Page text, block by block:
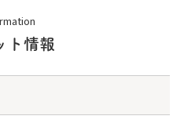
ト情報